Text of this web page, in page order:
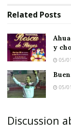
Related Posts
y
05/
05/
Discussion